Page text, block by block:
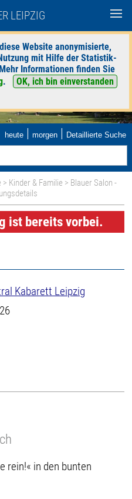
LEIPZIG
Website anonymisierte,
mit Hilfe der Statistik-
Informationen finden Sie
.
OK, ich bin einverstanden
heute | morgen | Detaillierte Suche
> Kinder & Familie > Blauer Salon -
ist bereits vorbei.
Kabarett Leipzig
rein!« in den bunten